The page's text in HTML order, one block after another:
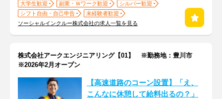
大学生歓迎 副業・Ｗワーク歓迎
シルバー歓迎
シフト自由・自己申告
未経験者歓迎
ソーシャルインクルー株式会社の求人一覧を見る
株式会社アークエンジニアリング【01】 ※勤務地：豊川市
※2026年2月オープン
【高速道路のコーン設置】「え、
こんなに休憩して給料出るの？」